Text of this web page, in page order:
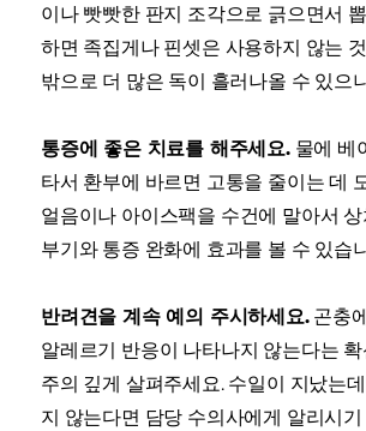
이나 빳빳한 판지 조각으로 긁으면서
하면 족집게나 핀셋은 사용하지 않는
밖으로 더 많은 독이 흘러나올 수 있으
통증에 좋은 치료를 해주세요.물에 베
타서 환부에 바르면 고통을 줄이는 데
얼음이나 아이스팩을 수건에 말아서
부기와 통증 완화에 효과를 볼 수 있습
반려견을 계속 예의 주시하세요.곤충
알레르기 반응이 나타나지 않는다는
주의 깊게 살펴주세요. 수일이 지났는
지 않는다면 담당 수의사에게 알리시